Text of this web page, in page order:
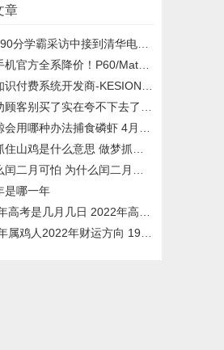
章
霸采访中接到清华电话 父子笑成花：那就清华呗
系降价！P60/Mate50系列直降800元：能升HarmonyOS 4
付费系统开发商-KESION科汛软件
买了实在夸不下去了 网友：服装设计师在想什么
哪种办法捕食磷虾 4月11日蚂蚁庄园答案
鸡是什么意思 做梦抓了一只山鸡什么意思
二月可怕 为什么闰二月会多一天
是哪一年
考是几月几日 2022年高考是几月几日贵州
人2022年财运方向 1981年属鸡人2022年运势及运程